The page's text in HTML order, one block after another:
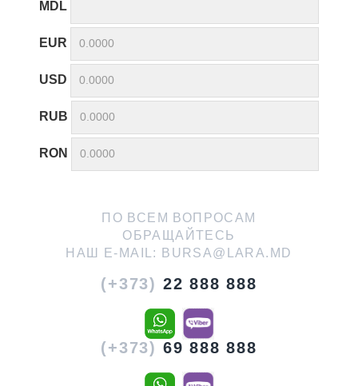
MDL
EUR
USD
RUB
RON
ПО ВСЕМ ВОПРОСАМ
ОБРАЩАЙТЕСЬ
НАШ E-MAIL:
BURSA@LARA.MD
(+373) 22 888 888
(+373) 69 888 888